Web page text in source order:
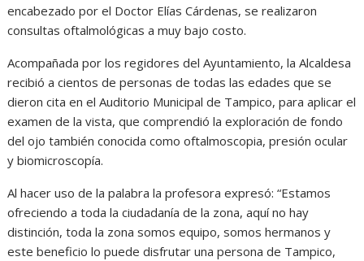
encabezado por el Doctor Elías Cárdenas, se realizaron
consultas oftalmológicas a muy bajo costo.
Acompañada por los regidores del Ayuntamiento, la Alcaldesa
recibió a cientos de personas de todas las edades que se
dieron cita en el Auditorio Municipal de Tampico, para aplicar el
examen de la vista, que comprendió la exploración de fondo
del ojo también conocida como oftalmoscopia, presión ocular
y biomicroscopía.
Al hacer uso de la palabra la profesora expresó: “Estamos
ofreciendo a toda la ciudadanía de la zona, aquí no hay
distinción, toda la zona somos equipo, somos hermanos y
este beneficio lo puede disfrutar una persona de Tampico,